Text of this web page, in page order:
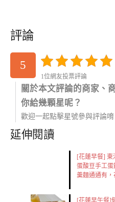
評論
5
1位網友投票評論
關於本文評論的商家、
你給幾顆星呢？
歡迎一起點擊星號參與評論唷
延伸閱讀
[花蓮早餐] 東
蛋酸豆手工
羹麵通通有，
[花蓮早午餐]